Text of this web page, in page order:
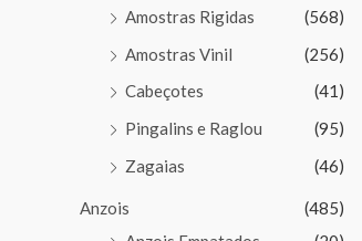
Amostras Rigidas
(568)
Amostras Vinil
(256)
Cabeçotes
(41)
Pingalins e Raglou
(95)
Zagaias
(46)
Anzois
(485)